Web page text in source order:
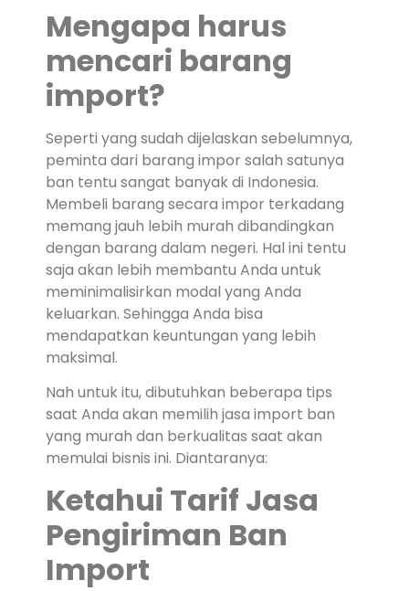
Mengapa harus
mencari barang
import?
Seperti yang sudah dijelaskan sebelumnya,
peminta dari barang impor salah satunya
ban tentu sangat banyak di Indonesia.
Membeli barang secara impor terkadang
memang jauh lebih murah dibandingkan
dengan barang dalam negeri. Hal ini tentu
saja akan lebih membantu Anda untuk
meminimalisirkan modal yang Anda
keluarkan. Sehingga Anda bisa
mendapatkan keuntungan yang lebih
maksimal.
Nah untuk itu, dibutuhkan beberapa tips
saat Anda akan memilih jasa import ban
yang murah dan berkualitas saat akan
memulai bisnis ini. Diantaranya:
Ketahui Tarif Jasa
Pengiriman Ban
Import